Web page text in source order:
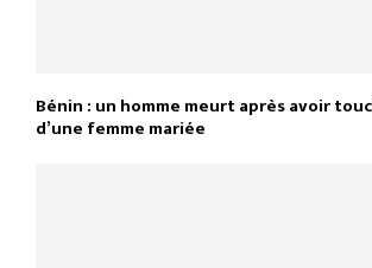
Bénin : un homme meurt après avoir
d’une femme mariée